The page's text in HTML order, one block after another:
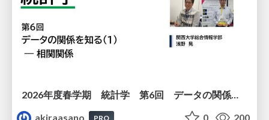
akiraasano
PRO 0 200